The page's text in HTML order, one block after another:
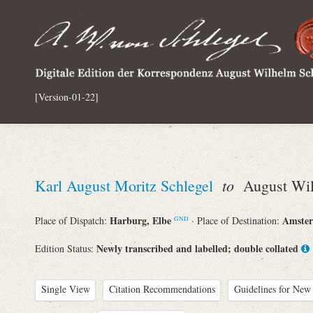
[Version-01-22]
Karl August Moritz Schlegel to August
Place of Dispatch: Harburg, Elbe GND · Place of Destination:
Edition Status: Newly transcribed and labelled; double collated
Single View Citation Recommendations Guidelines for